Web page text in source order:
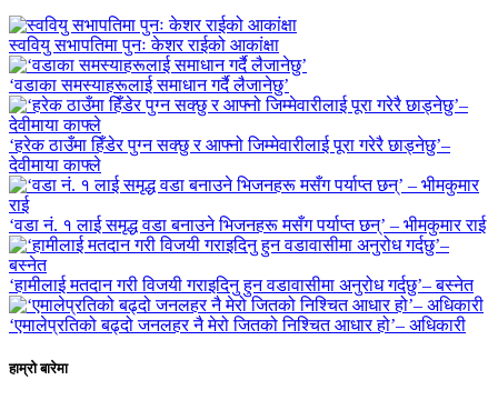
स्ववियु सभापतिमा पुनः केशर राईको आकांक्षा
‘वडाका समस्याहरूलाई समाधान गर्दै लैजानेछु’
‘हरेक ठाउँमा हिँडेर पुग्न सक्छु र आफ्नो जिम्मेवारीलाई पूरा गरेरै छाड्नेछु’–
देवीमाया काफ्ले
‘वडा नं. १ लाई समृद्ध वडा बनाउने भिजनहरू मसँग पर्याप्त छन्’ – भीमकुमार राई
‘हामीलाई मतदान गरी विजयी गराइदिनु हुन वडावासीमा अनुरोध गर्दछु’– बस्नेत
‘एमालेप्रतिको बढ्दो जनलहर नै मेरो जितको निश्चित आधार हो’– अधिकारी
हाम्रो बारेमा